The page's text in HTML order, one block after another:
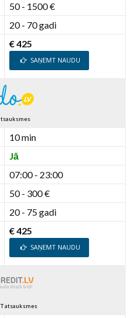
50 - 1500 €
20 - 70 gadi
€ 425
SAŅEMT NAUDU
10 min
Jā
07:00 - 23:00
50 - 300 €
20 - 75 gadi
€ 425
SAŅEMT NAUDU
atsauksmes